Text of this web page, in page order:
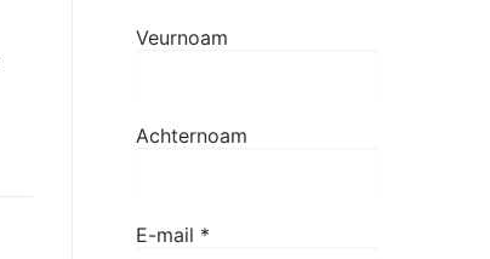
Veurnoam
Achternoam
E-mail *